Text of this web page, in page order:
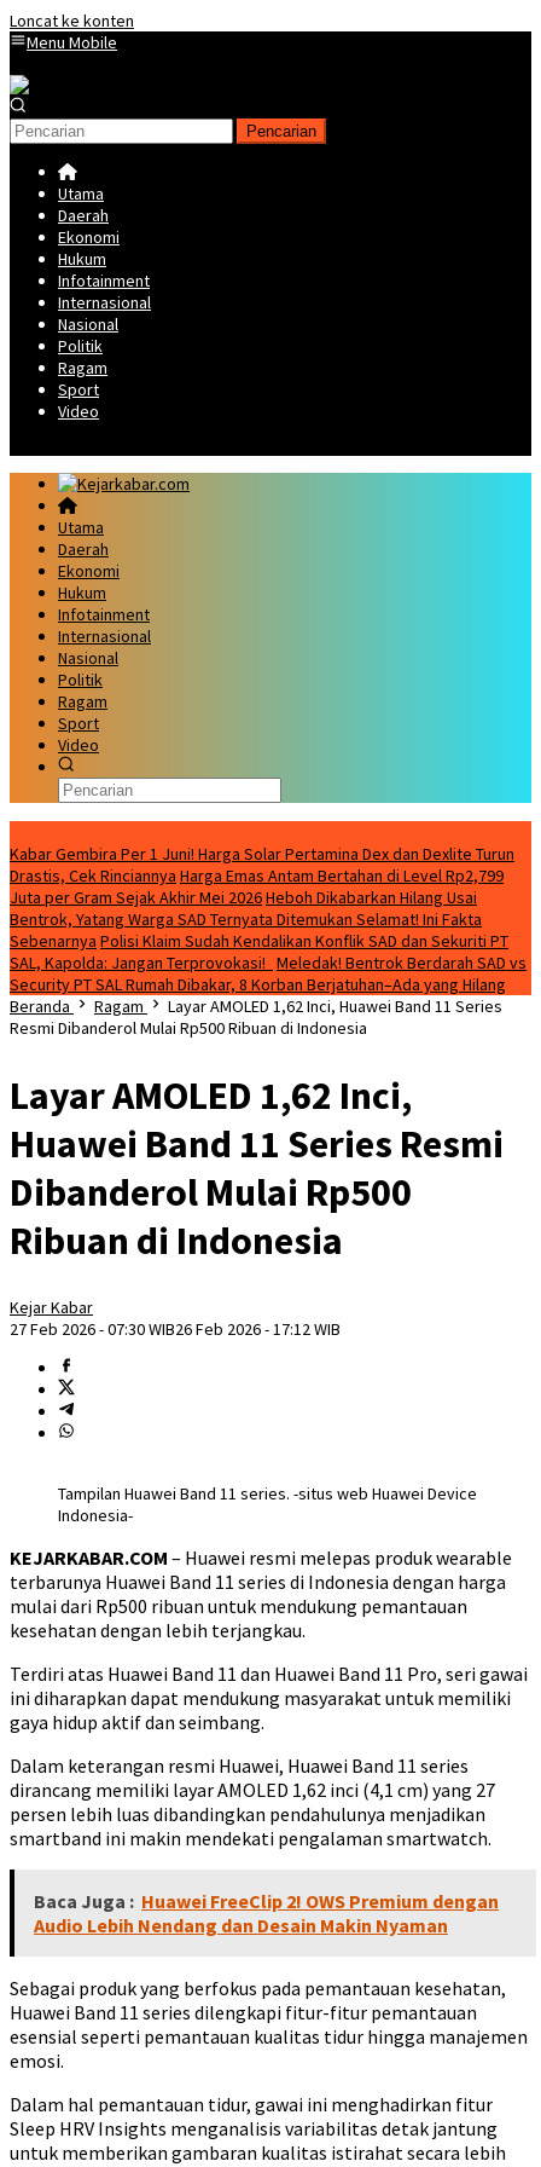
Loncat ke konten
Menu Mobile
Pencarian
Utama
Daerah
Ekonomi
Hukum
Infotainment
Internasional
Nasional
Politik
Ragam
Sport
Video
Utama
Daerah
Ekonomi
Hukum
Infotainment
Internasional
Nasional
Politik
Ragam
Sport
Video
Kabar Gembira Per 1 Juni! Harga Solar Pertamina Dex dan Dexlite Turun
Drastis, Cek Rinciannya Harga Emas Antam Bertahan di Level Rp2,799
Juta per Gram Sejak Akhir Mei 2026Heboh Dikabarkan Hilang Usai
Bentrok, Yatang Warga SAD Ternyata Ditemukan Selamat! Ini Fakta
Sebenarnya Polisi Klaim Sudah Kendalikan Konflik SAD dan Sekuriti PT
SAL, Kapolda: Jangan Terprovokasi! Meledak! Bentrok Berdarah SAD vs
Security PT SAL Rumah Dibakar, 8 Korban Berjatuhan–Ada yang Hilang
Beranda
Ragam
Layar AMOLED 1,62 Inci, Huawei Band 11 Series
Resmi Dibanderol Mulai Rp500 Ribuan di Indonesia
Layar AMOLED 1,62 Inci,
Huawei Band 11 Series Resmi
Dibanderol Mulai Rp500
Ribuan di Indonesia
Kejar Kabar
27 Feb 2026 - 07:30 WIB26 Feb 2026 - 17:12 WIB
Tampilan Huawei Band 11 series. -situs web Huawei Device
Indonesia-
KEJARKABAR.COM – Huawei resmi melepas produk wearable
terbarunya Huawei Band 11 series di Indonesia dengan harga
mulai dari Rp500 ribuan untuk mendukung pemantauan
kesehatan dengan lebih terjangkau.
Terdiri atas Huawei Band 11 dan Huawei Band 11 Pro, seri gawai
ini diharapkan dapat mendukung masyarakat untuk memiliki
gaya hidup aktif dan seimbang.
Dalam keterangan resmi Huawei, Huawei Band 11 series
dirancang memiliki layar AMOLED 1,62 inci (4,1 cm) yang 27
persen lebih luas dibandingkan pendahulunya menjadikan
smartband ini makin mendekati pengalaman smartwatch.
Baca Juga : Huawei FreeClip 2! OWS Premium dengan
Audio Lebih Nendang dan Desain Makin Nyaman
Sebagai produk yang berfokus pada pemantauan kesehatan,
Huawei Band 11 series dilengkapi fitur-fitur pemantauan
esensial seperti pemantauan kualitas tidur hingga manajemen
emosi.
Dalam hal pemantauan tidur, gawai ini menghadirkan fitur
Sleep HRV Insights menganalisis variabilitas detak jantung
untuk memberikan gambaran kualitas istirahat secara lebih